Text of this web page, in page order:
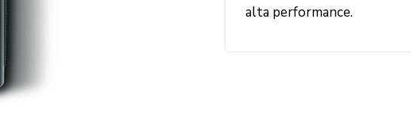
alta performance.